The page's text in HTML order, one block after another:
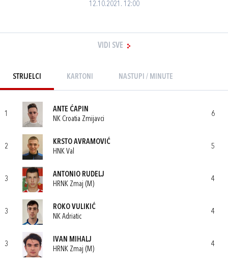
12.10.2021. 12:00
VIDI SVE
STRIJELCI KARTONI NASTUPI / MINUTE
1
ANTE ĆAPIN
NK Croatia Zmijavci
6
2
KRSTO AVRAMOVIĆ
HNK Val
5
3
ANTONIO RUDELJ
HRNK Zmaj (M)
4
3
ROKO VULIKIĆ
NK Adriatic
4
3
IVAN MIHALJ
HRNK Zmaj (M)
4